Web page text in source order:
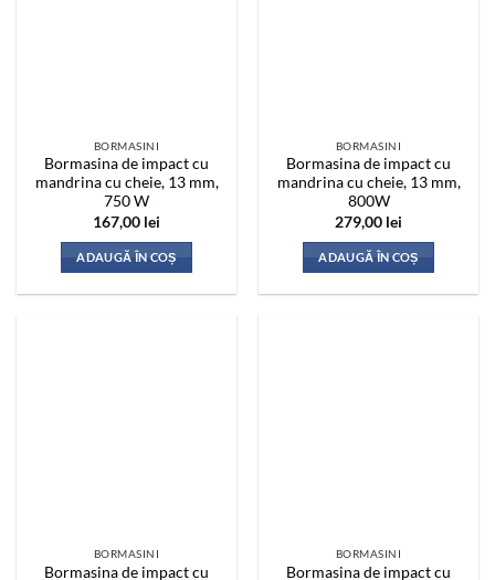
BORMASINI
Bormasina de impact cu
mandrina cu cheie, 13 mm,
750 W
167,00 lei
ADAUGĂ ÎN COȘ
BORMASINI
Bormasina de impact cu
mandrina cu cheie, 13 mm,
800W
279,00 lei
ADAUGĂ ÎN COȘ
BORMASINI
Bormasina de impact cu
BORMASINI
Bormasina de impact cu